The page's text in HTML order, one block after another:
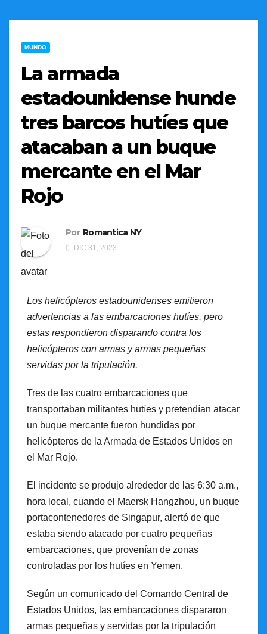
MUNDO
La armada
estadounidense hunde
tres barcos hutíes que
atacaban a un buque
mercante en el Mar
Rojo
Por Romantica NY
DIC 31, 2023
Los helicópteros estadounidenses emitieron
advertencias a las embarcaciones hutíes, pero
estas respondieron disparando contra los
helicópteros con armas y armas pequeñas
servidas por la tripulación.
Tres de las cuatro embarcaciones que
transportaban militantes hutíes y pretendían atacar
un buque mercante fueron hundidas por
helicópteros de la Armada de Estados Unidos en
el Mar Rojo.
El incidente se produjo alrededor de las 6:30 a.m.,
hora local, cuando el Maersk Hangzhou, un buque
portacontenedores de Singapur, alertó de que
estaba siendo atacado por cuatro pequeñas
embarcaciones, que provenían de zonas
controladas por los hutíes en Yemen.
Según un comunicado del Comando Central de
Estados Unidos, las embarcaciones dispararon
armas pequeñas y servidas por la tripulación